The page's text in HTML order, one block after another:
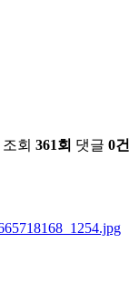
조회 361회 댓글 0건